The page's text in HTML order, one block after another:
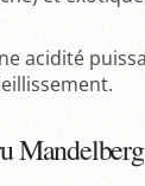
acidité